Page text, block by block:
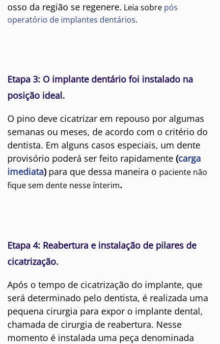
osso da região se regenere. Leia sobre pós
operatório de implantes dentários.
Etapa 3: O implante dentário foi instalado na
posição ideal.
O pino deve cicatrizar em repouso por algumas
semanas ou meses, de acordo com o critério do
dentista. Em alguns casos especiais, um dente
provisório poderá ser feito rapidamente (carga
imediata) para que dessa maneira o paciente não
fique sem dente nesse ínterim.
Etapa 4: Reabertura e instalação de pilares de
cicatrização.
Após o tempo de cicatrização do implante, que
será determinado pelo dentista, é realizada uma
pequena cirurgia para expor o implante dental,
chamada de cirurgia de reabertura. Nesse
momento é instalada uma peça denominada